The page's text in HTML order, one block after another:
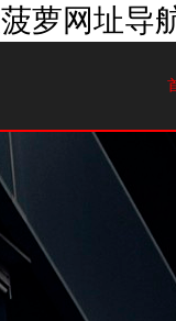
萝网址导